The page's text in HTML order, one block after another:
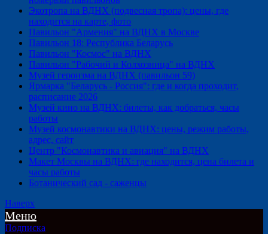
Экотропа на ВДНХ (подвесная тропа): цены, где
находится на карте, фото
Павильон "Армения" на ВДНХ в Москве
Павильон 18: Республика Беларусь
Павильон "Космос" на ВДНХ
Павильон "Рабочий и Колхозница" на ВДНХ
Музей героизма на ВДНХ (павильон 59)
Ярмарка "Беларусь - Россия": где и когда проходит,
расписание 2026
Музей кино на ВДНХ: билеты, как добраться, часы
работы
Музей космонавтики на ВДНХ: цены, режим работы,
адрес, сайт
Центр "Космонавтика и авиация" на ВДНХ
Макет Москвы на ВДНХ: где находится, цена билета и
часы работы
Ботанический сад - саженцы
Наверх
Меню
Подписка